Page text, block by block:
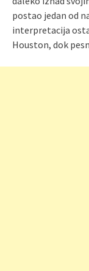
postao jedan od
interpretacija
Houston, dok